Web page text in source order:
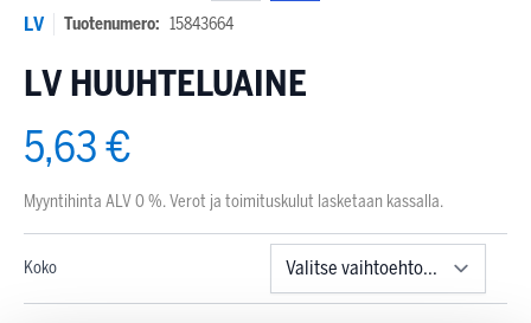
LV Tuotenumero: 15843664
LV HUUHTELUAINE
5,63 €
Myyntihinta ALV 0 %. Verot ja toimituskulut lasketaan kassalla.
Koko